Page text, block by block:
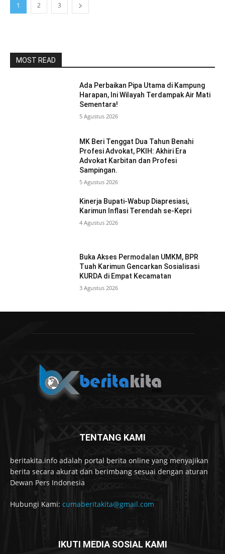
1 2 3
MOST READ
Ada Perbaikan Pipa Utama di Kampung
Harapan, Ini Wilayah Terdampak Air Mati
Sementara!
5 Agustus 2026
MK Beri Tenggat Dua Tahun Benahi
Profesi Advokat, PKIH: Akhiri Era
Advokat Karbitan dan Profesi
Sampingan.
5 Agustus 2026
Kinerja Bupati-Wabup Diapresiasi,
Karimun Inflasi Terendah se-Kepri
4 Agustus 2026
Buka Akses Permodalan UMKM, BPR
Tuah Karimun Gencarkan Sosialisasi
KURDA di Empat Kecamatan
3 Agustus 2026
TENTANG KAMI
beritakita.info adalah portal berita online yang menyajikan
berita secara akurat dan berimbang sesuai dengan aturan
Dewan Pers Indonesia
Hubungi Kami: cumaberitakita@gmail.com
IKUTI MEDIA SOSIAL KAMI